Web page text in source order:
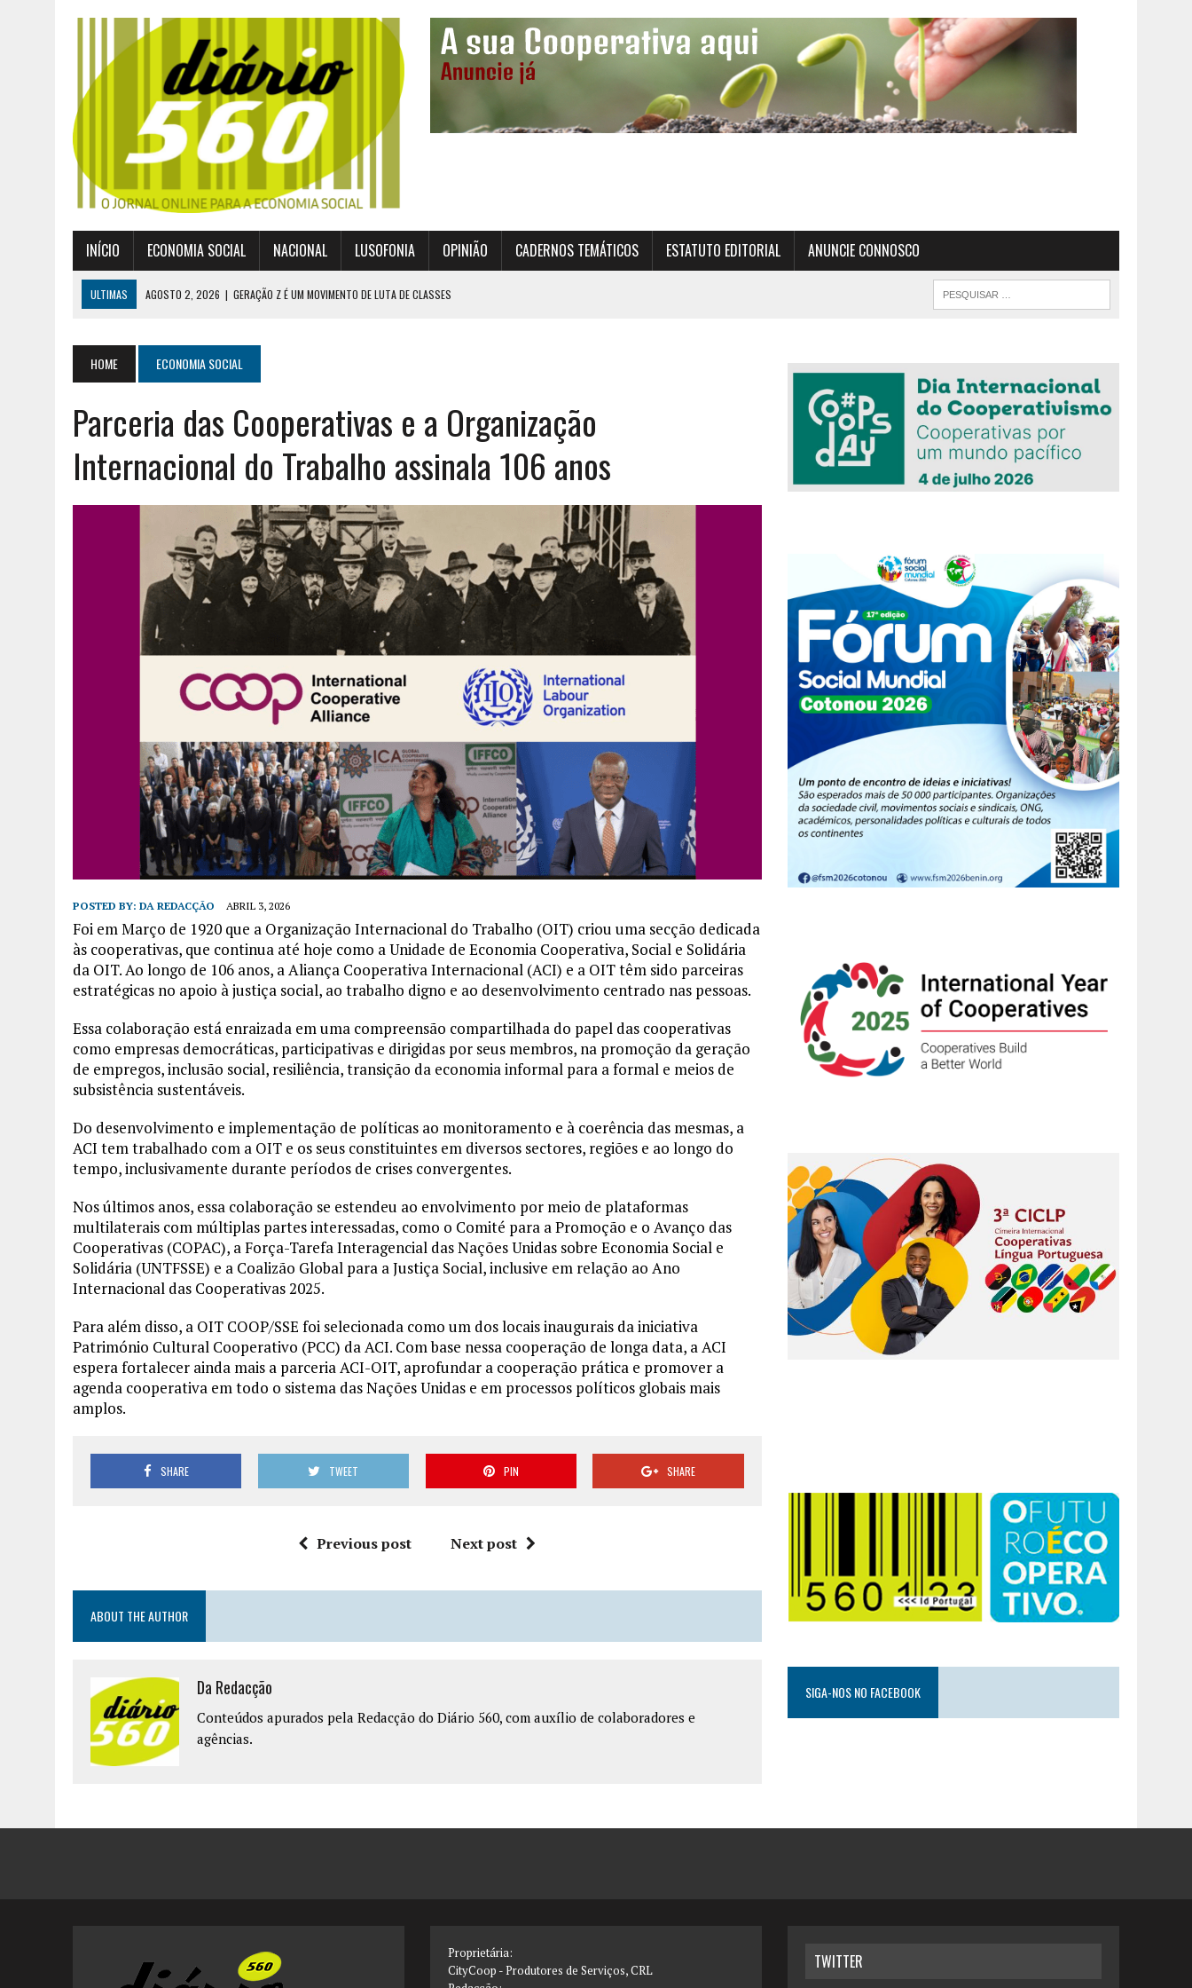
INÍCIO ECONOMIA SOCIAL NACIONAL LUSOFONIA OPINIÃO CADERNOS TEMÁTICOS ESTATUTO EDITORIAL ANUNCIE CONNOSCO
ULTIMAS AGOSTO 2, 2026 | GERAÇÃO Z É UM MOVIMENTO DE LUTA DE CLASSES
JULHO 26, 2026 | UM MARCO QUE REDEFINE O COOPERATIVISMO GLOBAL
AGOSTO 6, 2026
UM ENTRE MUITOS
HOME ECONOMIA SOCIAL
Parceria das Cooperativas e a Organização
Internacional do Trabalho assinala 106 anos
POSTED BY: DA REDACÇÃO ABRIL 3, 2026
Foi em Março de 1920 que a Organização Internacional do Trabalho (OIT) criou uma secção dedicada
às cooperativas, que continua até hoje como a Unidade de Economia Cooperativa, Social e Solidária
da OIT. Ao longo de 106 anos, a Aliança Cooperativa Internacional (ACI) e a OIT têm sido parceiras
estratégicas no apoio à justiça social, ao trabalho digno e ao desenvolvimento centrado nas pessoas.
Essa colaboração está enraizada em uma compreensão compartilhada do papel das cooperativas
como empresas democráticas, participativas e dirigidas por seus membros, na promoção da geração
de empregos, inclusão social, resiliência, transição da economia informal para a formal e meios de
subsistência sustentáveis.
Do desenvolvimento e implementação de políticas ao monitoramento e à coerência das mesmas, a
ACI tem trabalhado com a OIT e os seus constituintes em diversos sectores, regiões e ao longo do
tempo, inclusivamente durante períodos de crises convergentes.
Nos últimos anos, essa colaboração se estendeu ao envolvimento por meio de plataformas
multilaterais com múltiplas partes interessadas, como o Comité para a Promoção e o Avanço das
Cooperativas (COPAC), a Força-Tarefa Interagencial das Nações Unidas sobre Economia Social e
Solidária (UNTFSSE) e a Coalizão Global para a Justiça Social, inclusive em relação ao Ano
Internacional das Cooperativas 2025.
Para além disso, a OIT COOP/SSE foi selecionada como um dos locais inaugurais da iniciativa
Património Cultural Cooperativo (PCC) da ACI. Com base nessa cooperação de longa data, a ACI
espera fortalecer ainda mais a parceria ACI-OIT, aprofundar a cooperação prática e promover a
agenda cooperativa em todo o sistema das Nações Unidas e em processos políticos globais mais
amplos.
SHARE TWEET PIN SHARE
Previous post Next post
ABOUT THE AUTHOR
Da Redacção
Conteúdos apurados pela Redacção do Diário 560, com auxílio de colaboradores e
agências.
SIGA-NOS NO FACEBOOK
Proprietária:
CityCoop - Produtores de Serviços, CRL
TWITTER